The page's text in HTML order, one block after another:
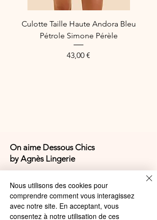
65% Polyamide
Culotte Taille Haute Andora Bleu
Pétrole Simone Pérèle
Preis
43,00 €
On aime Dessous Chics
by Agnès Lingerie
4,9/5
Nous utilisons des cookies pour
comprendre comment vous interagissez
avec notre site. En acceptant, vous
consentez à notre utilisation de ces